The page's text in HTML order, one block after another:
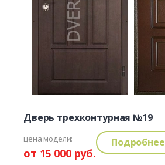
Дверь трехконтурная №19
цена модели:
от 15 000 руб.
Подробнее